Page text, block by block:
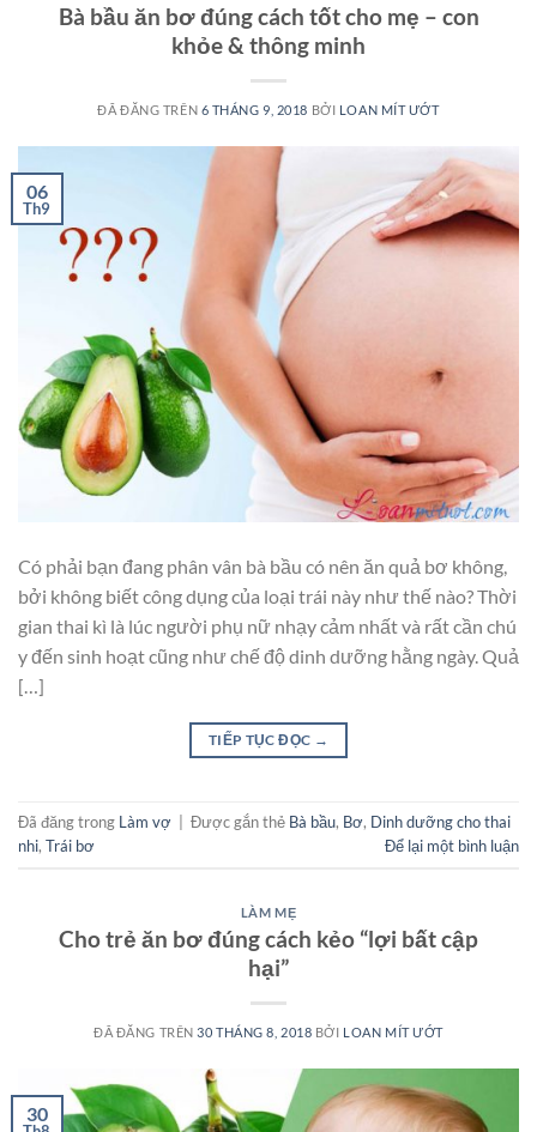
Bà bầu ăn bơ đúng cách tốt cho mẹ – con
khỏe & thông minh
ĐÃ ĐĂNG TRÊN 6 THÁNG 9, 2018 BỞI LOAN MÍT ƯỚT
06
Th9
Có phải bạn đang phân vân bà bầu có nên ăn quả bơ không,
bởi không biết công dụng của loại trái này như thế nào? Thời
gian thai kì là lúc người phụ nữ nhạy cảm nhất và rất cần chú
y đến sinh hoạt cũng như chế độ dinh dưỡng hằng ngày. Quả
[…]
TIẾP TỤC ĐỌC →
Đã đăng trong Làm vợ Được gắn thẻ Bà bầu, Bơ, Dinh dưỡng cho thai
nhi, Trái bơ Để lại một bình luận
LÀM MẸ
Cho trẻ ăn bơ đúng cách kẻo “lợi bất cập
hại”
ĐÃ ĐĂNG TRÊN30 THÁNG 8, 2018 BỞI LOAN MÍT ƯỚT
30